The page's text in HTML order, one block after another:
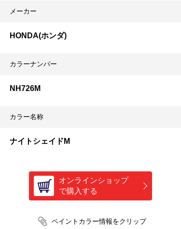
メーカー
HONDA(ホンダ)
カラーナンバー
NH726M
カラー名称
ナイトシェイドM
オンラインショップ
で購入する